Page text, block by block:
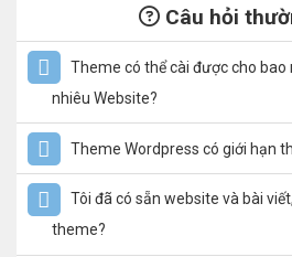
Câu hỏi
Theme có thể cài được cho bao
nhiêu Website?
Theme Wordpress có giới hạn
Tôi đã có sẵn website và bài
theme?